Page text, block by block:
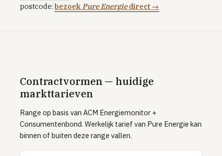
Greenchoice
Internet vergelijken
Zakelijk internet
UITLEG
Glas vs kabel vs DSL
postcode: bezoekPure Energiedirect →
Contractvormen — huidige
markttarieven
Range op basis van ACM Energiemonitor +
Consumentenbond. Werkelijk tarief van Pure Energie kan
binnen of buiten deze range vallen.